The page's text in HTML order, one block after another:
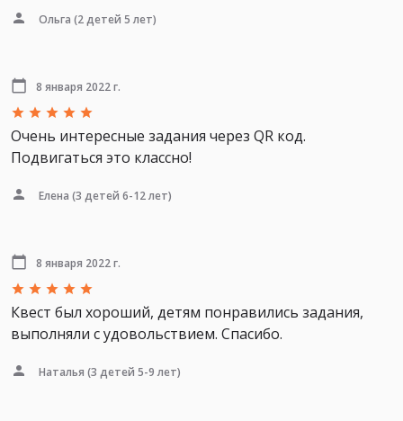
Ольга (2 детей 5 лет)
8 января 2022 г.
Очень интересные задания через QR код.
Подвигаться это классно!
Елена (3 детей 6-12 лет)
8 января 2022 г.
Квест был хороший, детям понравились задания,
выполняли с удовольствием. Спасибо.
Наталья (3 детей 5-9 лет)